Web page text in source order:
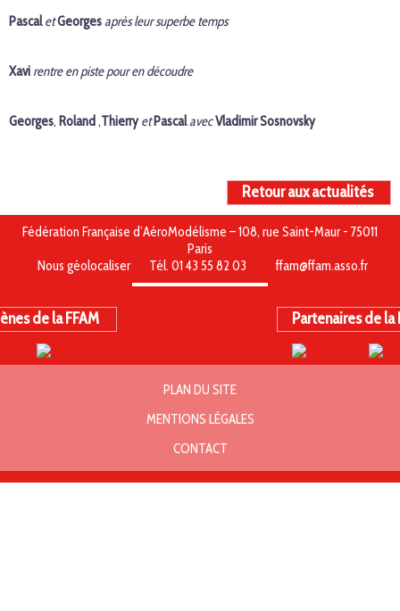
Pascal etGeorgesaprès leur superbe temps
Xavi rentre en piste pour en découdre
Georges, Roland ,Thierry et PascalavecVladimir Sosnovsky
Retour aux actualités
Fédération Française d’AéroModélisme – 108, rue Saint-Maur - 75011
Paris
Nous géolocaliser
Tél. 01 43 55 82 03 ffam@ffam.asso.fr
de la FFAM Partenaires de la
PLAN DU SITE
MENTIONS LÉGALES
CONTACT